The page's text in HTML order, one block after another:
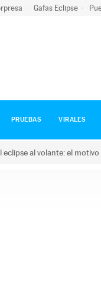
Gafas Eclipse
PRUEBAS VIRALES
eclipse al volante: el